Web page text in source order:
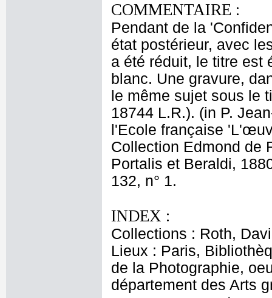
COMMENTAIRE :
Pendant de la
état postérieur, avec
a été réduit, le titre est
blanc. Une gravure,
le même sujet sous le
18744 L.R.). (in P.
l'Ecole française
Collection Edmond de
Portalis et Beraldi,
132, n° 1.
INDEX :
Collections : Roth,
Lieux : Paris,
de la Photographie,
département des Arts